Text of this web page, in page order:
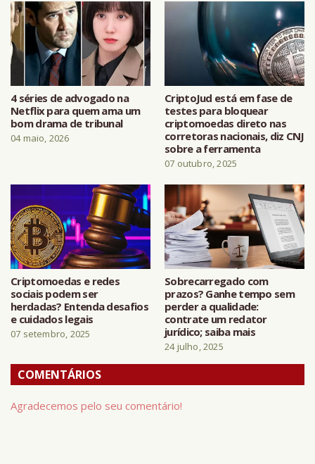
4 séries de advogado na
Netflix para quem ama um
bom drama de tribunal
04 maio, 2026
CriptoJud está em fase de
testes para bloquear
criptomoedas direto nas
corretoras nacionais, diz CNJ
sobre a ferramenta
07 outubro, 2025
Criptomoedas e redes
sociais podem ser
herdadas? Entenda desafios
e cuidados legais
07 setembro, 2025
Sobrecarregado com
prazos? Ganhe tempo sem
perder a qualidade:
contrate um redator
jurídico; saiba mais
24 julho, 2025
COMENTÁRIOS
Agradecemos pelo seu comentário!